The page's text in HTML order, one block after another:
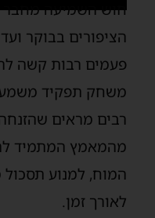
חוש השמיעה מחבר
הציפורים בבוקר
פעמים רבות קשה
משחק תפקיד
רבים מראים ש
מהמאמץ המתמיד
המוח, למנוע
לאורך זמן.